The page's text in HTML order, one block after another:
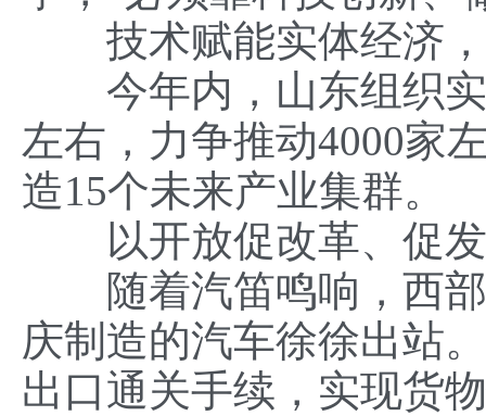
技术赋能实体经济，
今年内，山东组织实
左右，力争推动4000家
造15个未来产业集群。
以开放促改革、促发
随着汽笛鸣响，西部
庆制造的汽车徐徐出站
出口通关手续，实现货